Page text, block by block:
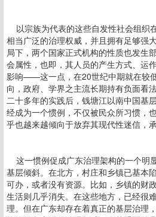
以宗族为代表的这些自发性社会组织
相当广泛的治理权威，并且拥有足够强
局下，两个国家正式机构的性质也发生
会属性，也即，其人员的产生方式、运
影响——这一点，在20世纪中期就在较
向，政府、学界之主流长期持有负面看
二十多年的实践后，钱塘江以南中国基
经成为一个惯例，不仅被民众所习惯，
乎也越来越倾向于放弃其现代性迷信，
这一惯例促成广东治理架构的一个明
基层倾斜。在北方，村庄和乡镇已基本
可办，或者没有资源。比如，乡镇的财
生活则几乎消失。在这些地方，已经很
理。但在广东却存在着真正的基层治理